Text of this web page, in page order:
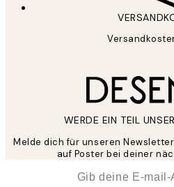
WERDE EIN TEIL
Melde dich für unseren
auf Poster bei deiner